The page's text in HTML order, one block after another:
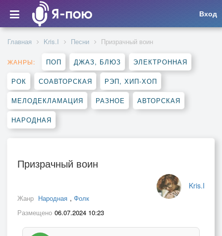
Вход
Главная Kris.I Песни Призрачный воин
ЖАНРЫ: ПОП ДЖАЗ, БЛЮЗ ЭЛЕКТРОННАЯ
РОК СОАВТОРСКАЯ РЭП, ХИП-ХОП
МЕЛОДЕКЛАМАЦИЯ РАЗНОЕ АВТОРСКАЯ
НАРОДНАЯ
Призрачный воин
Kris.I
Жанр Народная , Фолк
Размещено 06.07.2024 10:23